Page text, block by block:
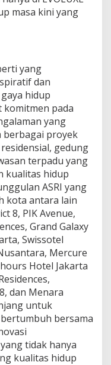
masa kini yang
yang
dan
hidup
komitmen pada
yang
berbagai proyek
gedung
terpadu yang
kualitas hidup
ASRI yang
kota antara lain
8, PIK Avenue,
Grand Galaxy
Swissotel
Mercure
Hotel Jakarta
dan Menara
untuk
bersama
tidak hanya
kualitas hidup